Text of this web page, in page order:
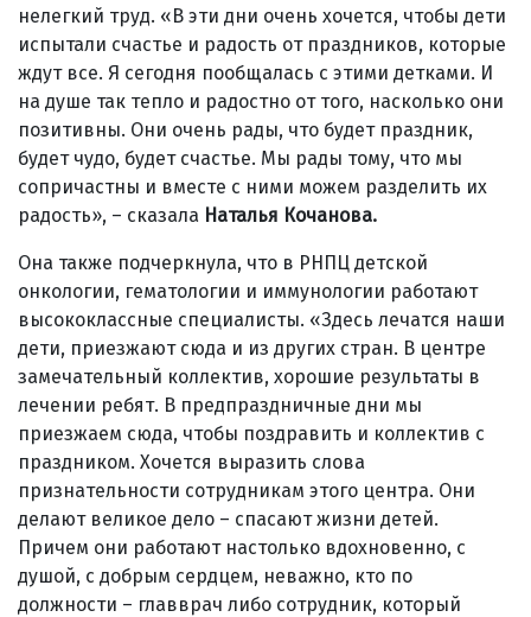
нелегкий труд. «В эти дни очень хочется, чтобы дети
испытали счастье и радость от праздников, которые
ждут все. Я сегодня пообщалась с этими детками. И
на душе так тепло и радостно от того, насколько они
позитивны. Они очень рады, что будет праздник,
будет чудо, будет счастье. Мы рады тому, что мы
сопричастны и вместе с ними можем разделить их
радость», – сказала Наталья Кочанова.
Она также подчеркнула, что в РНПЦ детской
онкологии, гематологии и иммунологии работают
высококлассные специалисты. «Здесь лечатся наши
дети, приезжают сюда и из других стран. В центре
замечательный коллектив, хорошие результаты в
лечении ребят. В предпраздничные дни мы
приезжаем сюда, чтобы поздравить и коллектив с
праздником. Хочется выразить слова
признательности сотрудникам этого центра. Они
делают великое дело – спасают жизни детей.
Причем они работают настолько вдохновенно, с
душой, с добрым сердцем, неважно, кто по
должности – главврач либо сотрудник, который